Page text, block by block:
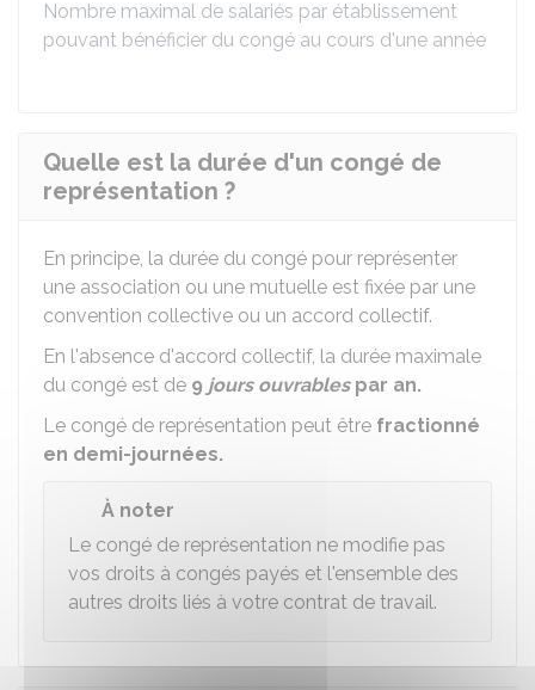
Nombre maximal de salariés par établissement
pouvant bénéficier du congé au cours d'une année
Quelle est la durée d'un congé de
représentation ?
En principe, la durée du congé pour représenter
une association ou une mutuelle est fixée par une
convention collective ou un accord collectif.
En l'absence d'accord collectif, la durée maximale
du congé est de 9 jours ouvrablespar an.
Le congé de représentation peut être fractionné
en demi-journées.
À noter
Le congé de représentation ne modifie pas
vos droits à congés payés et l'ensemble des
autres droits liés à votre contrat de travail.